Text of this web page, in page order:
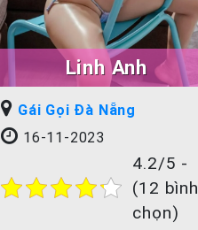
Linh Anh
Gái Gọi Đà Nẵng
16-11-2023
4.2/5 -
(12 bình
chọn)